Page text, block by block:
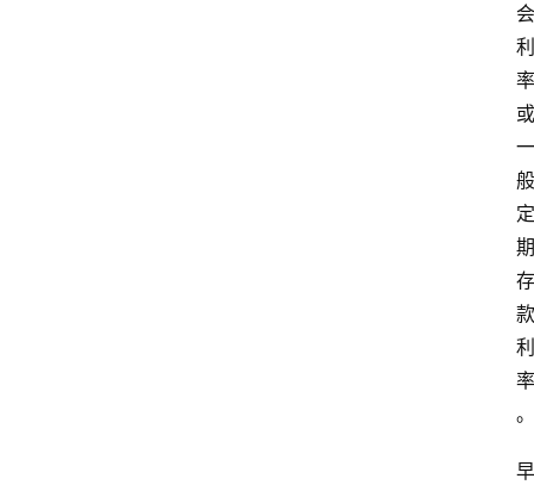
会
利
率
或
一
般
定
期
存
款
利
率
。
早